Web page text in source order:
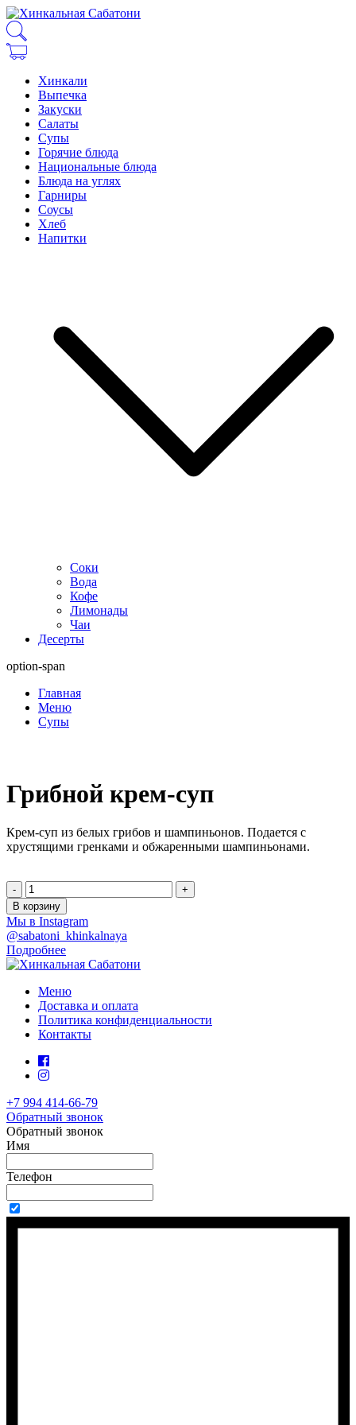
Хинкали
Выпечка
Закуски
Салаты
Супы
Горячие блюда
Национальные блюда
Блюда на углях
Гарниры
Соусы
Хлеб
Напитки
Соки
Вода
Кофе
Лимонады
Чаи
Десерты
option-span
Главная
Меню
Супы
Грибной крем-суп
Крем-суп из белых грибов и шампиньонов. Подается с
хрустящими гренками и обжаренными шампиньонами.
-
+
В корзину
Мы в Instagram
@sabatoni_khinkalnaya
Подробнее
Меню
Доставка и оплата
Политика конфиденциальности
Контакты
+7 994 414-66-79
Обратный звонок
Обратный звонок
Имя
Телефон